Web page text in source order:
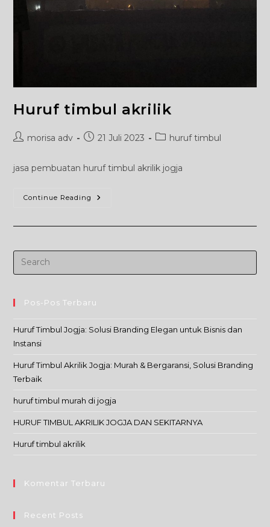
Huruf timbul akrilik
Postmorisa adv
Post21 Juli 2023
Posthuruf timbul
jasa pembuatan huruf timbul akrilik jogja
Continue Reading Huruf
Pos-Pos Terbaru
Huruf Timbul Jogja: Solusi Branding Elegan untuk Bisnis dan
Instansi
Huruf Timbul Akrilik Jogja: Murah & Bergaransi, Solusi Branding
Terbaik
huruf timbul murah di jogja
HURUF TIMBUL AKRILIK JOGJA DAN SEKITARNYA
Huruf timbul akrilik
Komentar Terbaru
Recent Posts